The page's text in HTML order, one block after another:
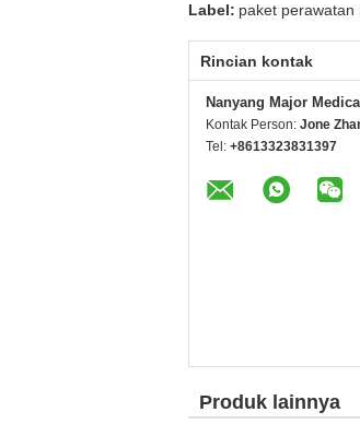
Label: paket perawatan
Rincian kontak
Nanyang Major
Kontak Person: Jone
Tel: +8613323831397
Produk lainnya